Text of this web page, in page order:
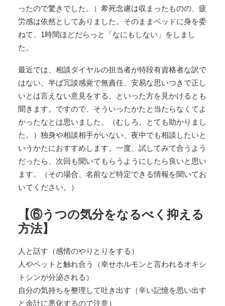
ったので驚きでした。）希死念慮は収まったものの、疲
労感は依然としてありました。そのままベッドに身を委
ねて、1時間ほどだらっと「なにもしない」をしまし
た。
最近では、相談ダイヤルの担当者が特段有資格者な訳で
はない、半ば冗談感覚で無責任、安易な思いつきで正し
いとは言えない意見をする、といった方を見かけるとも
聞きます。ですので、そういったかたと当たらなくてよ
かったなとは思いました。（むしろ、とても助かりまし
た。）独身や相談相手がいない、夜中でも相談したいと
いうかたにおすすめします。一度、試してみて合うよう
だったら、次回も聞いてもらうようにしたら良いと思い
ます。（その場合、名前など特定できる情報を聞いてお
いてください。）
【⑥うつの気分をなるべく抑える
方法】
人と話す（感情のやりとりをする）
人やペットと触れ合う（幸せホルモンと言われるオキシ
トシンが分泌される）
自分の気持ちを整理して吐き出す（辛い記憶を思い出す
と余計に悪化するので注意）